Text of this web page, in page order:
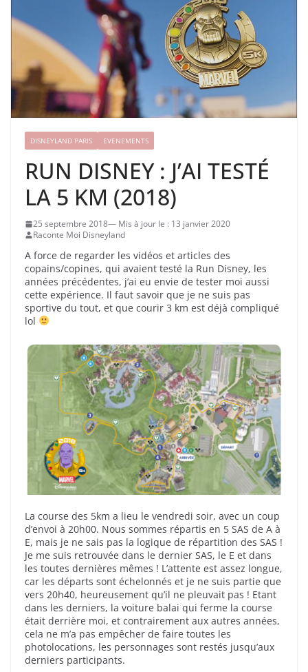
DISNEYLAND PARIS EVENEMENTS
RUN DISNEY : J’AI TESTÉ
LA 5 KM (2018)
25 septembre 2018
13 janvier 2020
Raconte Moi Disneyland
A force de regarder les vidéos et articles des
copains/copines, qui avaient testé la Run Disney, les
années précédentes, j’ai eu envie de tester moi aussi
cette expérience. Il faut savoir que je ne suis pas
sportive du tout, et que courir 3 km est déjà compliqué
lol
La course des 5km a lieu le vendredi soir, avec un coup
d’envoi à 20h00. Nous sommes répartis en 5 SAS de A à
E, mais je ne sais pas la logique de répartition des SAS !
Je me suis retrouvée dans le dernier SAS, le E et dans
les toutes dernières mêmes ! L’attente est assez longue,
car les départs sont échelonnés et je ne suis partie que
vers 20h40, heureusement qu’il ne pleuvait pas ! Etant
dans les derniers, la voiture balai qui ferme la course
était derrière moi, et contrairement aux autres années,
cela ne m’a pas empêcher de faire toutes les
photolocations, les personnages sont restés jusqu’aux
derniers participants.